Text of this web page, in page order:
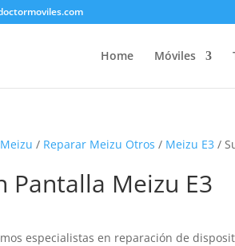
Home Móviles
/ Reparar Meizu Otros / Meizu E3 /
Pantalla Meizu E3
especialistas en reparación de